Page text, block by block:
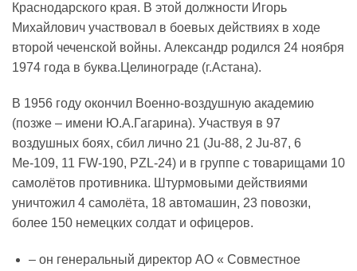
Краснодарского края. В этой должности Игорь
Михайлович участвовал в боевых действиях в ходе
второй чеченской войны. Александр родился 24 ноября
1974 года в буква.Целинограде (г.Астана).
В 1956 году окончил Военно-воздушную академию
(позже – имени Ю.А.Гагарина). Участвуя в 97
воздушных боях, сбил лично 21 (Ju-88, 2 Ju-87, 6
Ме-109, 11 FW-190, PZL-24) и в группе с товарищами 10
самолётов противника. Штурмовыми действиями
уничтожил 4 самолёта, 18 автомашин, 23 повозки,
более 150 немецких солдат и офицеров.
– он генеральный директор АО « Совместное